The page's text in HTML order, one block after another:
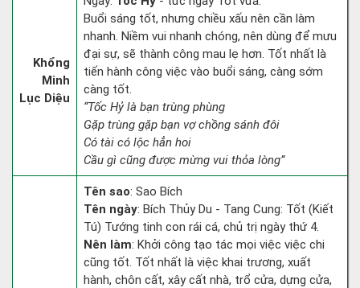
Khổng
Minh
Lục Diệu
Buổi sáng tốt, nhưng chiều xấu nên cần làm
nhanh. Niềm vui nhanh chóng, nên dùng để mưu
đại sự, sẽ thành công mau lẹ hơn. Tốt nhất là
tiến hành công việc vào buổi sáng, càng sớm
càng tốt.
“Tốc Hỷ là bạn trùng phùng
Gặp trùng gặp bạn vợ chồng sánh đôi
Có tài có lộc hẳn hoi
Cầu gì cũng được mừng vui thỏa lòng”
Tên sao: Sao Bích
Tên ngày: Bích Thủy Du - Tang Cung: Tốt (Kiết
Tú) Tướng tinh con rái cá, chủ trị ngày thứ 4.
Nên làm: Khởi công tạo tác mọi việc việc chi
cũng tốt. Tốt nhất là việc khai trương, xuất
hành, chôn cất, xây cất nhà, trổ cửa, dựng cửa,